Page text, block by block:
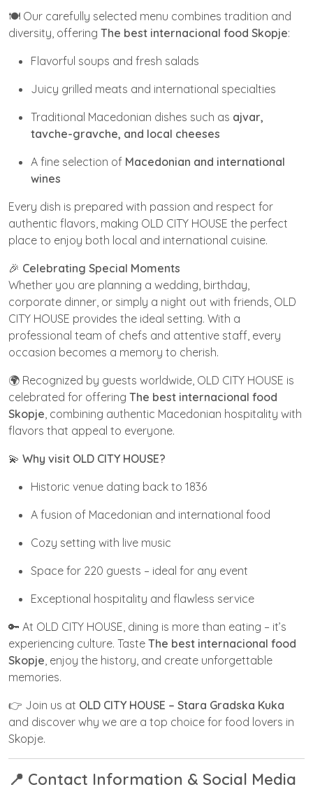
🍽️ Our carefully selected menu combines tradition and
diversity, offering The best internacional food Skopje:
Flavorful soups and fresh salads
Juicy grilled meats and international specialties
Traditional Macedonian dishes such as ajvar,
tavche-gravche, and local cheeses
A fine selection of Macedonian and international
wines
Every dish is prepared with passion and respect for
authentic flavors, making OLD CITY HOUSE the perfect
place to enjoy both local and international cuisine.
🎉 Celebrating Special Moments
Whether you are planning a wedding, birthday,
corporate dinner, or simply a night out with friends, OLD
CITY HOUSE provides the ideal setting. With a
professional team of chefs and attentive staff, every
occasion becomes a memory to cherish.
🌍 Recognized by guests worldwide, OLD CITY HOUSE is
celebrated for offering The best internacional food
Skopje , combining authentic Macedonian hospitality with
flavors that appeal to everyone.
💫 Why visit OLD CITY HOUSE?
Historic venue dating back to 1836
A fusion of Macedonian and international food
Cozy setting with live music
Space for 220 guests – ideal for any event
Exceptional hospitality and flawless service
🔑 At OLD CITY HOUSE, dining is more than eating – it’s
experiencing culture. Taste The best internacional food
Skopje , enjoy the history, and create unforgettable
memories.
👉 Join us at OLD CITY HOUSE – Stara Gradska Kuka
and discover why we are a top choice for food lovers in
Skopje.
📍 Contact Information & Social Media